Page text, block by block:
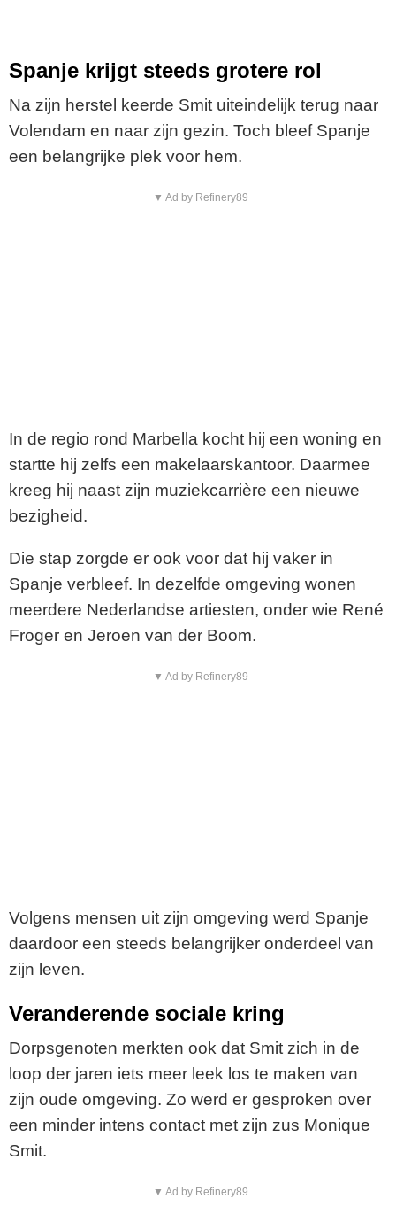
Spanje krijgt steeds grotere rol
Na zijn herstel keerde Smit uiteindelijk terug naar
Volendam en naar zijn gezin. Toch bleef Spanje
een belangrijke plek voor hem.
▼ Ad by Refinery89
In de regio rond Marbella kocht hij een woning en
startte hij zelfs een makelaarskantoor. Daarmee
kreeg hij naast zijn muziekcarrière een nieuwe
bezigheid.
Die stap zorgde er ook voor dat hij vaker in
Spanje verbleef. In dezelfde omgeving wonen
meerdere Nederlandse artiesten, onder wie René
Froger en Jeroen van der Boom.
▼ Ad by Refinery89
Volgens mensen uit zijn omgeving werd Spanje
daardoor een steeds belangrijker onderdeel van
zijn leven.
Veranderende sociale kring
Dorpsgenoten merkten ook dat Smit zich in de
loop der jaren iets meer leek los te maken van
zijn oude omgeving. Zo werd er gesproken over
een minder intens contact met zijn zus Monique
Smit.
▼ Ad by Refinery89